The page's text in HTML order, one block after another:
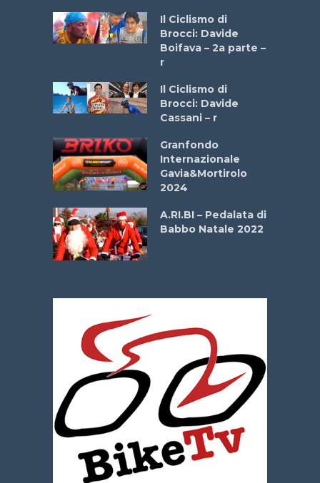
Il Ciclismo di
Brocci: Davide
Boifava – 2a parte –
r
Il Ciclismo di
Brocci: Davide
Cassani – r
Granfondo
Internazionale
Gavia&Mortirolo
2024
A.RI.BI – Pedalata di
Babbo Natale 2022